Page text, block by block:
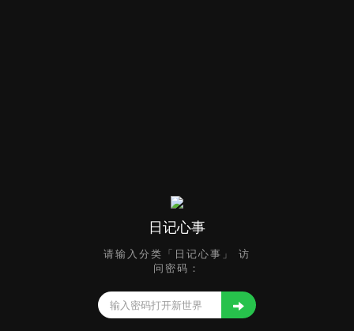
日记心事
请输入分类「日记心事」 访
问密码：